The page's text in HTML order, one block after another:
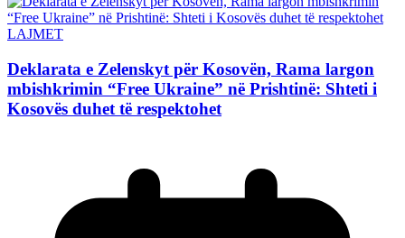
LAJMET
Deklarata e Zelenskyt për Kosovën, Rama largon
mbishkrimin “Free Ukraine” në Prishtinë: Shteti i
Kosovës duhet të respektohet